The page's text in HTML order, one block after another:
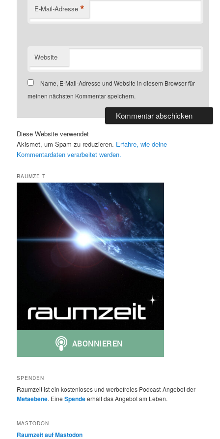
E-Mail-Adresse *
Website
Name, E-Mail-Adresse und Website in diesem Browser für
meinen nächsten Kommentar speichern.
Diese Website verwendet
Akismet, um Spam zu reduzieren. Erfahre, wie deine
Kommentardaten verarbeitet werden.
RAUMZEIT
SPENDEN
Raumzeit ist ein kostenloses und werbefreies Podcast-Angebot der
Metaebene. EineSpendeerhält das Angebot am Leben.
MASTODON
Raumzeit auf Mastodon